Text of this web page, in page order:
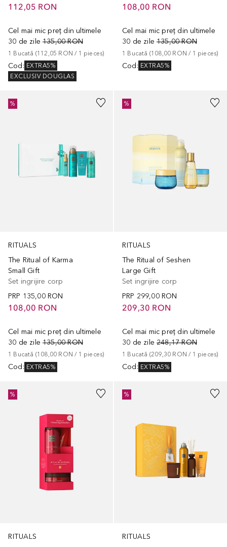
112,05 RON
Cel mai mic preț din ultimele
30 de zile 135,00 RON
1 Bucată (112,05 RON / 1 pieces)
Cod : EXTRA5%
EXCLUSIV DOUGLAS
108,00 RON
Cel mai mic preț din ultimele
30 de zile 135,00 RON
1 Bucată (108,00 RON / 1 pieces)
Cod : EXTRA5%
RITUALS
The Ritual of Karma
Small Gift
Set ingrijire corp
PRP 135,00 RON
108,00 RON
Cel mai mic preț din ultimele
30 de zile 135,00 RON
1 Bucată (108,00 RON / 1 pieces)
Cod : EXTRA5%
%
RITUALS
The Ritual of Seshen
Large Gift
Set ingrijire corp
PRP 299,00 RON
209,30 RON
Cel mai mic preț din ultimele
30 de zile 248,17 RON
1 Bucată (209,30 RON / 1 pieces)
Cod : EXTRA5%
%
RITUALS
%
RITUALS
%